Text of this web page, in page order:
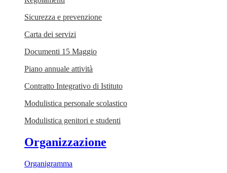
Sicurezza e prevenzione
Carta dei servizi
Documenti 15 Maggio
Piano annuale attività
Contratto Integrativo di Istituto
Modulistica personale scolastico
Modulistica genitori e studenti
Organizzazione
Organigramma